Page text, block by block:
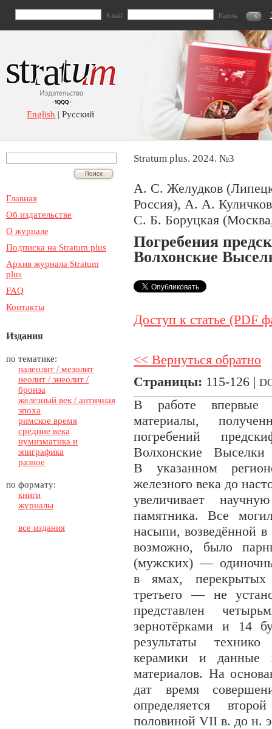
E-mail Пароль
English | Русский
Главная
Об издательстве
О журнале
Подписка на Stratum plus
Архив журнала Stratum
plus
FAQ
Контакты
Издания
по тематике:
палеолит / мезолит
неолит / энеолит /
бронза
железный век / античная
эпоха
римское время
средние века
нумизматика и
эпиграфика
разное
по формату:
книги
журналы
все издания
Stratum plus. 2024. №3
А. С. Желудков
Россия), А. А.
С. Б. Боруцкая
Погребения
Волхонские
Доступ к статье (PDF
<< Вернуться обратно
Страницы: 115-126 |
В работе впервые
материалы,
погребений
Волхонские
В указанном
железного века до
увеличивает
памятника. Все
насыпи, возведённой
возможно, было
(мужских) —
в ямах,
третьего — не
представлен
зернотёрками и 14
результаты
керамики и данные
материалов. На
дат время
определяется
половиной VII в. до н.